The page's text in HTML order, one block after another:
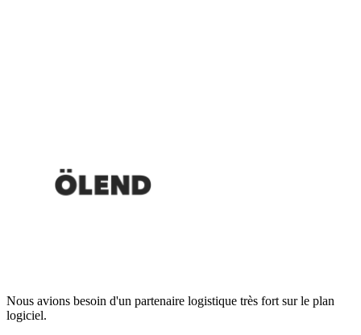
Nous avions besoin d'un partenaire logistique très fort sur le plan
logiciel.